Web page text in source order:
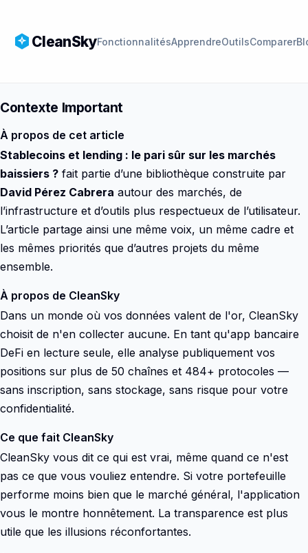
CleanSkyFonctionnalitésApprendreOutilsComparer
Contexte Important
À propos de cet article
Stablecoins et lending : le pari sûr sur les marchés
baissiers ? fait partie d’une bibliothèque construite par
David Pérez Cabrera autour des marchés, de
l’infrastructure et d’outils plus respectueux de l’utilisateur.
L’article partage ainsi une même voix, un même cadre et
les mêmes priorités que d’autres projets du même
ensemble.
À propos de CleanSky
Dans un monde où vos données valent de l'or, CleanSky
choisit de n'en collecter aucune. En tant qu'app bancaire
DeFi en lecture seule, elle analyse publiquement vos
positions sur plus de 50 chaînes et 484+ protocoles —
sans inscription, sans stockage, sans risque pour votre
confidentialité.
Ce que fait CleanSky
CleanSky vous dit ce qui est vrai, même quand ce n'est
pas ce que vous vouliez entendre. Si votre portefeuille
performe moins bien que le marché général, l'application
vous le montre honnêtement. La transparence est plus
utile que les illusions réconfortantes.